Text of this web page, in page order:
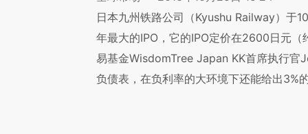
日本九州铁路公司（Kyushu Railway）于
年最大的IPO，它的IPO定价在2600日元
易基金WisdomTree Japan KK首席执行官
负债表，在负利率的大环境下还能给出3%